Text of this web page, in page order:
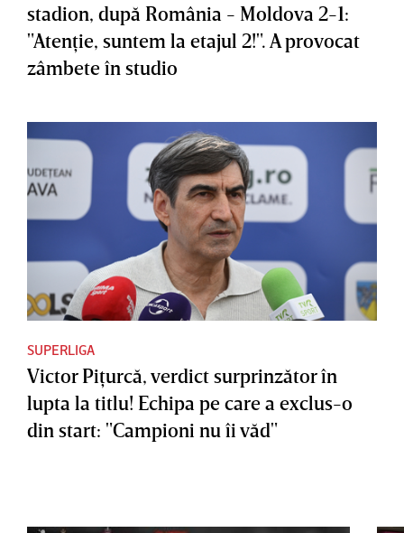
stadion, după România - Moldova 2-1:
"Atenţie, suntem la etajul 2!". A provocat
zâmbete în studio
SUPERLIGA
Victor Piţurcă, verdict surprinzător în
lupta la titlu! Echipa pe care a exclus-o
din start: "Campioni nu îi văd"